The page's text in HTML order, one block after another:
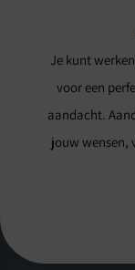
Je kunt
voor een
aandacht.
jouw wensen,